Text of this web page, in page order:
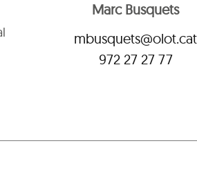
Marc Busquets
mbusquets@olot.cat
972 27 27 77